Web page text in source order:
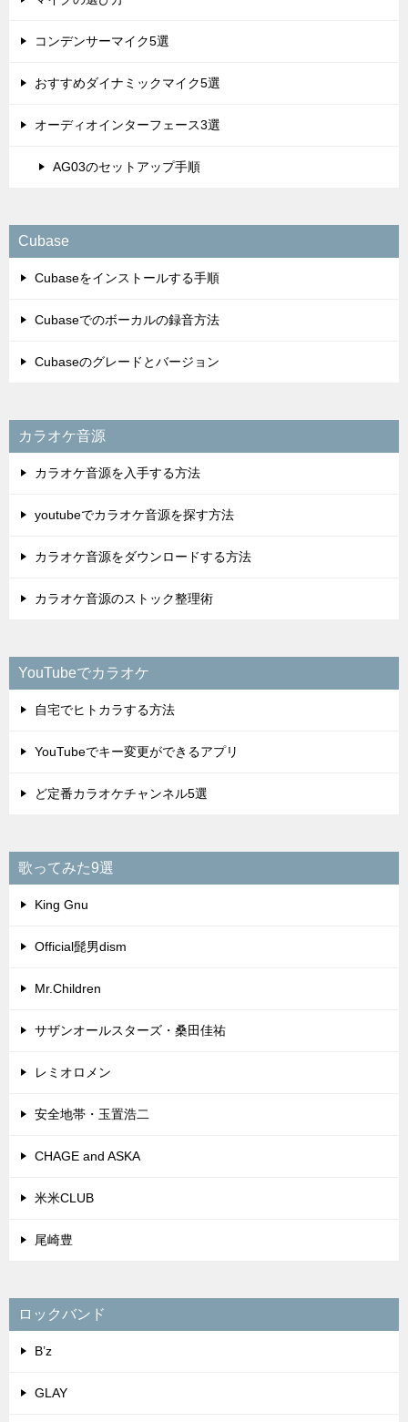
コンデンサーマイク5選
おすすめダイナミックマイク5選
オーディオインターフェース3選
AG03のセットアップ手順
Cubase
Cubaseをインストールする手順
Cubaseでのボーカルの録音方法
Cubaseのグレードとバージョン
カラオケ音源
カラオケ音源を入手する方法
youtubeでカラオケ音源を探す方法
カラオケ音源をダウンロードする方法
カラオケ音源のストック整理術
YouTubeでカラオケ
自宅でヒトカラする方法
YouTubeでキー変更ができるアプリ
ど定番カラオケチャンネル5選
歌ってみた9選
King Gnu
Official髭男dism
Mr.Children
サザンオールスターズ・桑田佳祐
レミオロメン
安全地帯・玉置浩二
CHAGE and ASKA
米米CLUB
尾崎豊
ロックバンド
B’z
GLAY